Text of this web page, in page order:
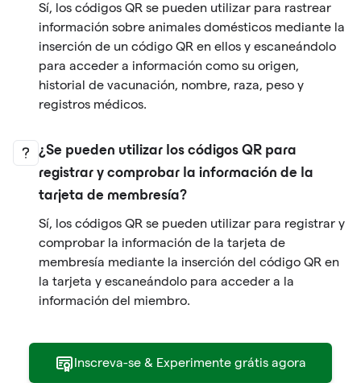
Sí, los códigos QR se pueden utilizar para rastrear
información sobre animales domésticos mediante la
inserción de un código QR en ellos y escaneándolo
para acceder a información como su origen,
historial de vacunación, nombre, raza, peso y
registros médicos.
¿Se pueden utilizar los códigos QR para
registrar y comprobar la información de la
tarjeta de membresía?
Sí, los códigos QR se pueden utilizar para registrar y
comprobar la información de la tarjeta de
membresía mediante la inserción del código QR en
la tarjeta y escaneándolo para acceder a la
información del miembro.
Inscreva-se & Experimente grátis agora